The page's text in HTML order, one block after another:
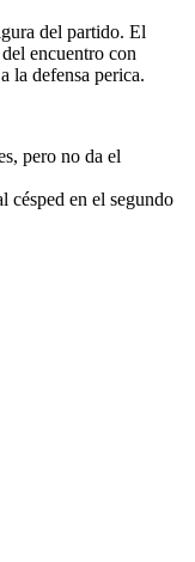
del partido. El
encuentro con
la defensa perica.
pero no da el
césped en el segundo